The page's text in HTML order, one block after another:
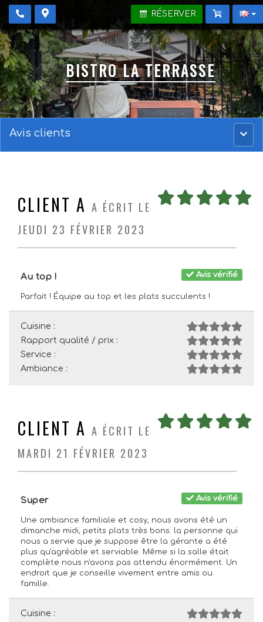
RÉSERVER
BISTRO LA TERRASSE
Menu
Avis clients
CLIENT A A ÉCRIT LE
JEUDI 23 FÉVRIER 2023
Avis vérifié
Au top !
Parfait ! Équipe au top et les plats succulents !
Cuisine :
Rapport qualité / prix :
Service :
Ambiance :
CLIENT A A ÉCRIT LE
MARDI 21 FÉVRIER 2023
Avis vérifié
Super
Une ambiance familiale et cosy, nous avons été un
dimanche midi, petits plats très bons. la personne qui
nous a servie que je suppose être la gérante a été
plus qu'agréable et serviable. Même si la salle était
complète nous n'avons pas attendu énormément. Un
endroit que je conseille vivement entre amis ou
famille.
Cuisine :